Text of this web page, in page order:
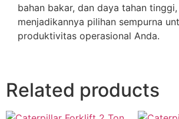
bahan bakar, dan daya tahan tinggi,
menjadikannya pilihan sempurna
produktivitas operasional Anda.
Related products